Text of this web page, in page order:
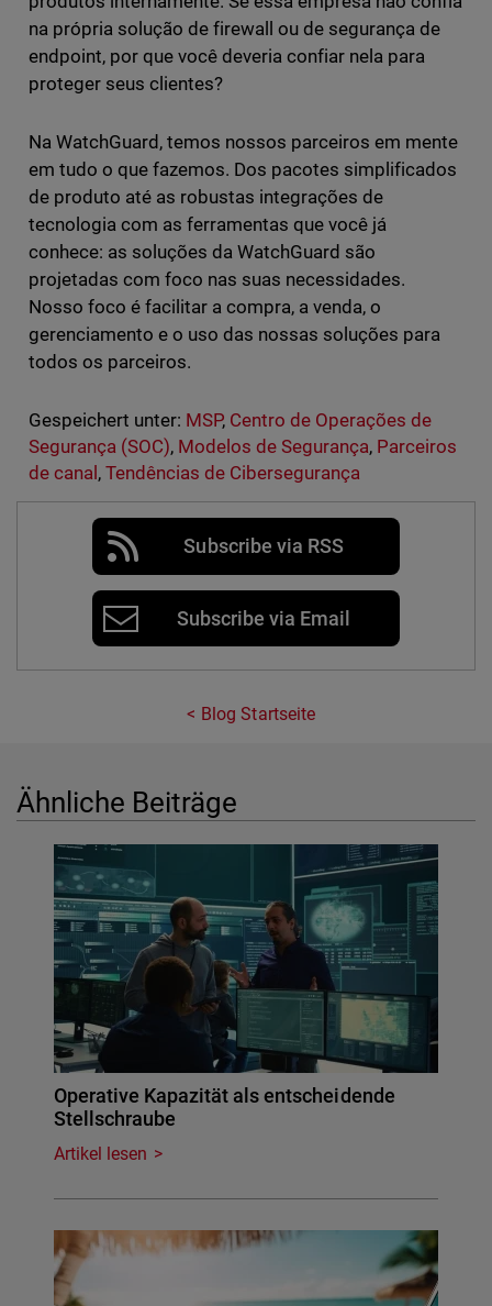
na própria solução de firewall ou de segurança de
endpoint, por que você deveria confiar nela para
proteger seus clientes?
Na WatchGuard, temos nossos parceiros em mente
em tudo o que fazemos. Dos pacotes simplificados
de produto até as robustas integrações de
tecnologia com as ferramentas que você já
conhece: as soluções da WatchGuard são
projetadas com foco nas suas necessidades.
Nosso foco é facilitar a compra, a venda, o
gerenciamento e o uso das nossas soluções para
todos os parceiros.
Gespeichert unter: MSP, Centro de Operações de
Segurança (SOC), Modelos de Segurança, Parceiros
de canal , Tendências de Cibersegurança
Subscribe via RSS
Subscribe via Email
Blog Startseite
Ähnliche Beiträge
Operative Kapazität als entscheidende
Stellschraube
Artikel lesen